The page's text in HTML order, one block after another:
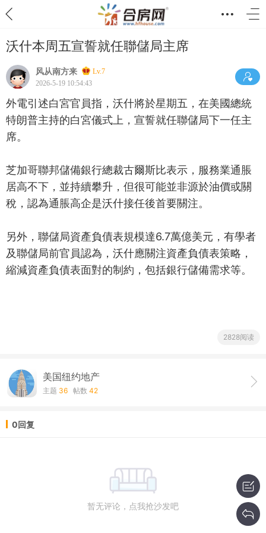
沃什本周五宣誓就任聯儲局主席
风从南方来
Lv.7
2026-5-19 10:54:43
外電引述白宮官員指，沃什將於星期五，在美國總統
特朗普主持的白宮儀式上，宣誓就任聯儲局下一任主
席。
芝加哥聯邦儲備銀行總裁古爾斯比表示，服務業通脹
居高不下，並持續攀升，但很可能並非源於油價或關
稅，認為通脹高企是沃什接任後首要關注。
另外，聯儲局資產負債表規模達6.7萬億美元，有學者
及聯儲局前官員認為，沃什應關注資產負債表策略，
縮減資產負債表面對的制約，包括銀行儲備需求等。
2828阅读
美国纽约地产
主题 36 帖数 42
0回复
暂无评论，点我抢沙发吧